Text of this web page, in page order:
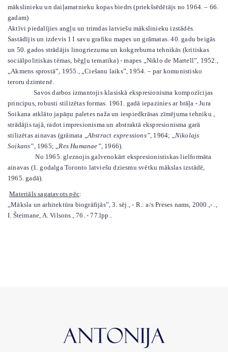
mākslinieku un daiļamatnieku kopas biedrs (priekšsēdētājs no 1964. – 66.
gadam)
Aktīvi piedalījies angļu un trimdas latviešu mākslinieku izstādēs.
Sastādījis un izdevis 11 savu grafiku mapes un grāmatas. 40. gadu beigās
un 50. gados strādājis linogriezuma un kokgrebuma tehnikās (kritiskas
sociālpolitiskas tēmas, bēgļu tematika) - mapes „Niklo de Martell”, 1952.,
„Akmens sprostā”, 1955., „Ciešanu laiks”, 1954. – par komunistisko
teroru dzimtenē.
Savos darbos izmantojis klasiskā ekspresionisma kompozīcijas
principus, robusti stilizētas formas. 1961. gadā iepazinies ar brāļa - Jura
Soikana atklāto japāņu paletes naža un iespiedkrāsas zīmējuma tehniku ,
strādājis tajā, radot impresionisma un abstraktā ekspresionisma garā
stilizētas ainavas (grāmata „Abstract expressions”, 1964; „Nikolajs
Soikans”,1965; „Res Humanae”, 1966).
No 1965. gleznojis galvenokārt ekspresionistiskas lielformāta
ainavas (1. godalga Toronto latviešu dziesmu svētku mākslas izstādē,
1965. gadā).
Materiāls sagatavots pēc:
„Māksla un arhitektūra biogrāfijās”, 3. sēj., - R.: a/s Preses nams, 2000.,- .,
I. Šteimane, A. Vilsons., 76. - 77.lpp..